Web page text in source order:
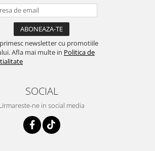
newsletter cu promotiile
Afla mai multe in Politica de
SOCIAL
Urmareste-ne in social media